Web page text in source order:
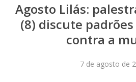
Agosto Lilás:
(8) discute
contra a
7 de agosto de